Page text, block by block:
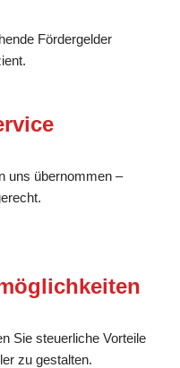
Fördergelder
uns übernommen –
Sie steuerliche Vorteile
zu gestalten.